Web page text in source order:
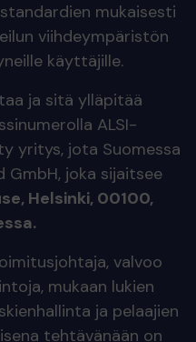
mukaisesti
viihdeympäristön
käyttäjille.
ja sitä ylläpitää
ALSI-
yritys, jota Suomessa
GmbH, joka sijaitsee
Helsinki, 00100,
valvoo
mukaan lukien
ja pelaajien
tehtävänään on